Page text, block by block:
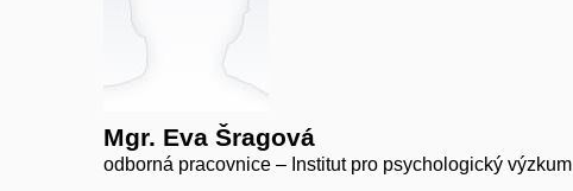
Mgr. Eva Šragová
odborná pracovnice – Institut pro psychologický výzkum